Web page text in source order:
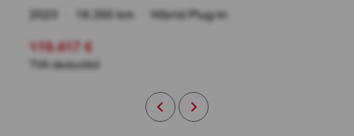
2023 18.350 km Hibrid Plug-In
119.417 €
TVA deductibil